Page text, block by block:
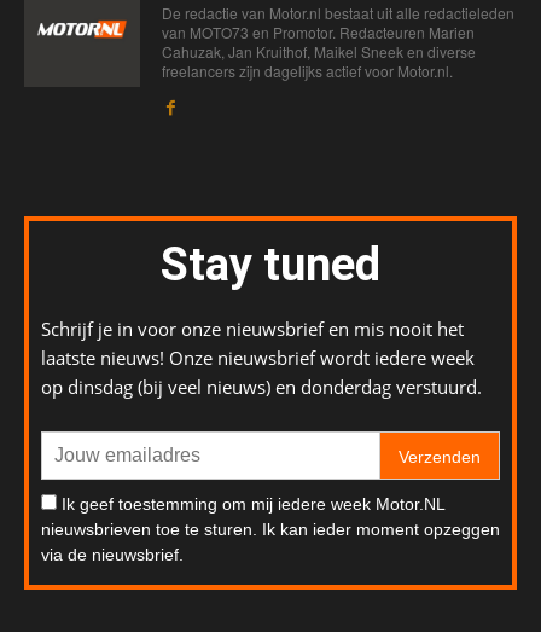
De redactie van Motor.nl bestaat uit alle redactieleden
van MOTO73 en Promotor. Redacteuren Marien
Cahuzak, Jan Kruithof, Maikel Sneek en diverse
freelancers zijn dagelijks actief voor Motor.nl.
Stay tuned
Schrijf je in voor onze nieuwsbrief en mis nooit het
laatste nieuws! Onze nieuwsbrief wordt iedere week
op dinsdag (bij veel nieuws) en donderdag verstuurd.
Verzenden
Ik geef toestemming om mij iedere week Motor.NL
nieuwsbrieven toe te sturen. Ik kan ieder moment opzeggen
via de nieuwsbrief.